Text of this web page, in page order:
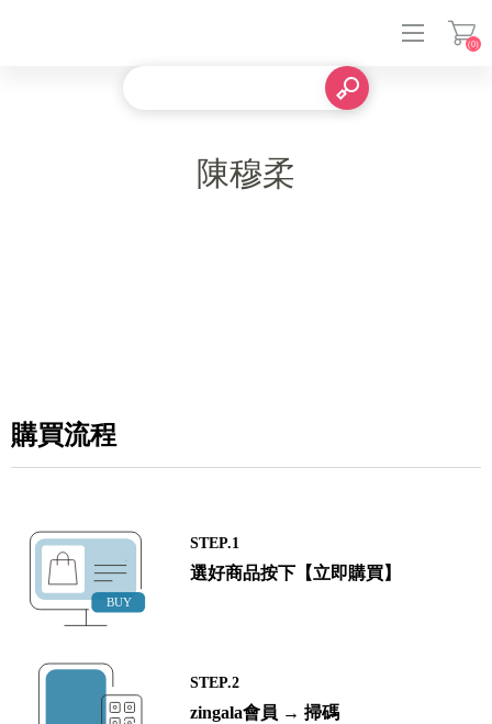
(0)
陳穆柔
購買流程
STEP.1
選好商品按下【立即購買】
STEP.2
zingala會員 → 掃碼